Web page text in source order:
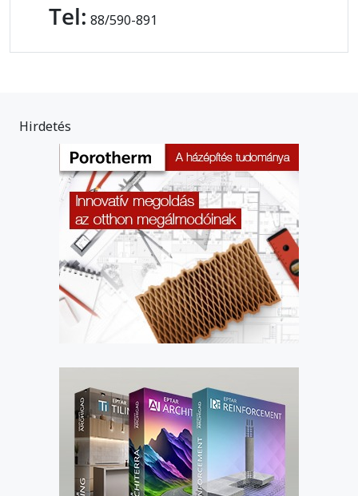
Tel: 88/590-891
Hirdetés